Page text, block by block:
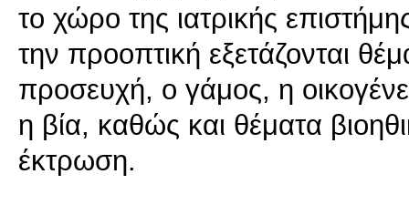
το χώρο της ιατρικής
την προοπτική εξετάζονται
προσευχή, ο γάμος, η
η βία, καθώς και θέματα
έκτρωση.